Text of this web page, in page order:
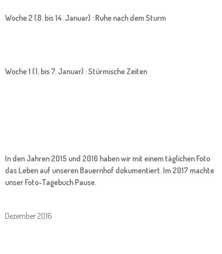
Woche 2 (8. bis 14. Januar) : Ruhe nach dem Sturm
Woche 1 (1. bis 7. Januar) : Stürmische Zeiten
In den Jahren 2015 und 2016 haben wir mit einem täglichen Foto
das Leben auf unseren Bauernhof dokumentiert. Im 2017 machte
unser Foto-Tagebuch Pause.
Dezember 2016